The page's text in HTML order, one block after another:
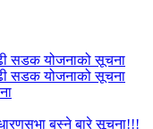
सडक योजनाको सूचना
सडक योजनाको सूचना
बस्ने बारे सूचना!!!